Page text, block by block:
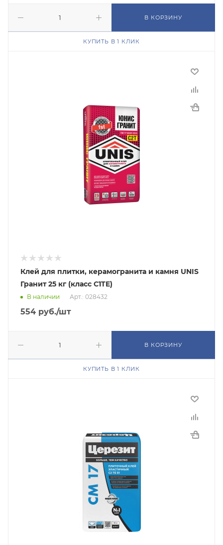
В КОРЗИНУ
КУПИТЬ В 1 КЛИК
Клей для плитки, керамогранита и камня UNIS
Гранит 25 кг (класс C1TE)
В наличии Арт.: 028432
554 руб./шт
В КОРЗИНУ
КУПИТЬ В 1 КЛИК